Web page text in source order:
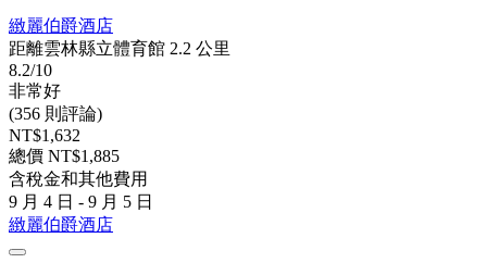
緻麗伯爵酒店
距離雲林縣立體育館 2.2 公里
8.2/10
非常好
(356 則評論)
NT$1,632
總價 NT$1,885
含稅金和其他費用
9 月 4 日 - 9 月 5 日
緻麗伯爵酒店